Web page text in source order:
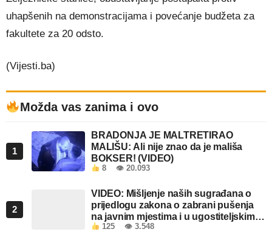
uhapšenih na demonstracijama i povećanje budžeta za
fakultete za 20 odsto.
(Vijesti.ba)
Možda vas zanima i ovo
1
BRADONJA JE MALTRETIRAO
MALIŠU: Ali nije znao da je mališa
BOKSER! (VIDEO)
8 👁 20.093
2
VIDEO: Mišljenje naših sugrađana o
prijedlogu zakona o zabrani pušenja
na javnim mjestima i u ugostiteljskim
objektima u FBiH
125 👁 3.548